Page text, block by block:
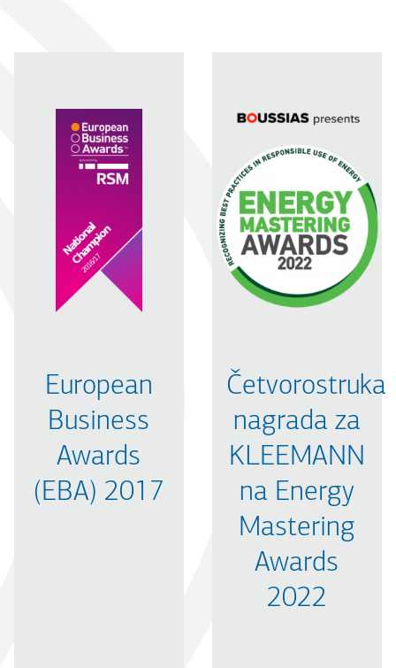
European
Business
Awards
(EBA) 2017
Četvorostruka
nagrada za
KLEEMANN
na Energy
Mastering
Awards
2022